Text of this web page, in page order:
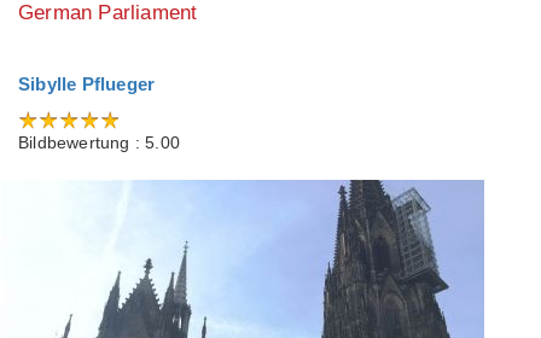
German Parliament
Sibylle Pflueger
Bildbewertung : 5.00